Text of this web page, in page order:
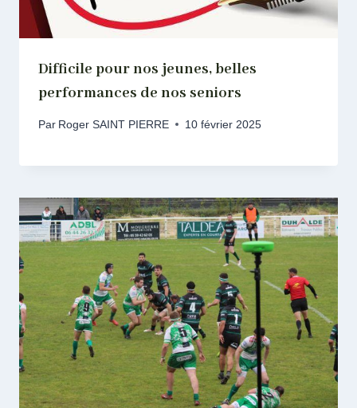
Difficile pour nos jeunes, belles
performances de nos seniors
Par Roger SAINT PIERRE 10 février 2025